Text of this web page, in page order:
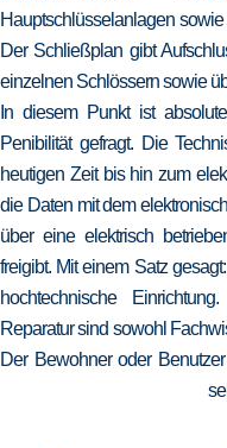
Hauptschlüsselanlagen
Der Schließplan gibt
einzelnen Schlössern sowie
In diesem Punkt ist
Penibilität gefragt. Die
heutigen Zeit bis hin zum
die Daten mit dem
über eine elektrisch
freigibt. Mit einem Satz
hochtechnische
Reparatur sind sowohl
Der Bewohner oder